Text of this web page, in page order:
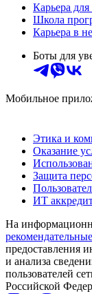
Карьера
Школа
Карьера в
Боты для
Мобильное
Этика и
Оказание
Защита
ИТ
На
предоставления
и анализа
пользователей
Российской